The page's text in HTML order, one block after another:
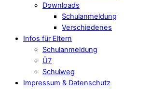
Downloads
Schulanmeldung
Verschiedenes
Infos für Eltern
Schulanmeldung
Ü7
Schulweg
Impressum & Datenschutz